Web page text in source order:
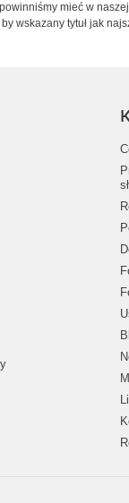
mieć w
wskazany tytuł jak